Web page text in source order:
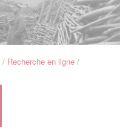
Recherche en ligne